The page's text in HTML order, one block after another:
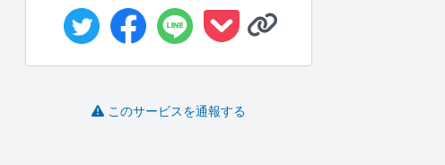
このサービスを通報する